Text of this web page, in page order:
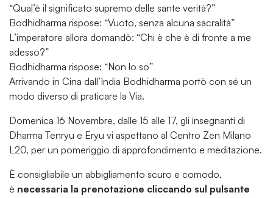
“Qual’è il significato supremo delle sante verità?”
Bodhidharma rispose: “Vuoto, senza alcuna sacralità”
L’imperatore allora domandò: “Chi è che è di fronte a me
adesso?”
Bodhidharma rispose: “Non lo so”
Arrivando in Cina dall’India Bodhidharma portò con sé un
modo diverso di praticare la Via.
Domenica 16 Novembre, dalle 15 alle 17, gli insegnanti di
Dharma Tenryu e Eryu vi aspettano al Centro Zen Milano
L20, per un pomeriggio di approfondimento e meditazione.
È consigliabile un abbigliamento scuro e comodo,
è necessaria la prenotazione cliccando sul pulsante